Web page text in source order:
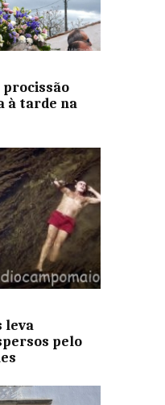
procissão
à tarde na
leva
pelo